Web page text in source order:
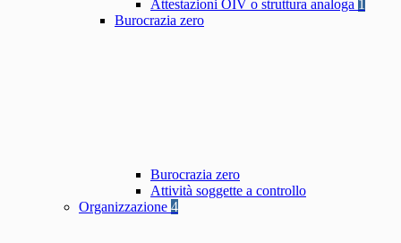
Attestazioni OIV o struttura analoga 1
Burocrazia zero
Burocrazia zero
Attività soggette a controllo
Organizzazione 4